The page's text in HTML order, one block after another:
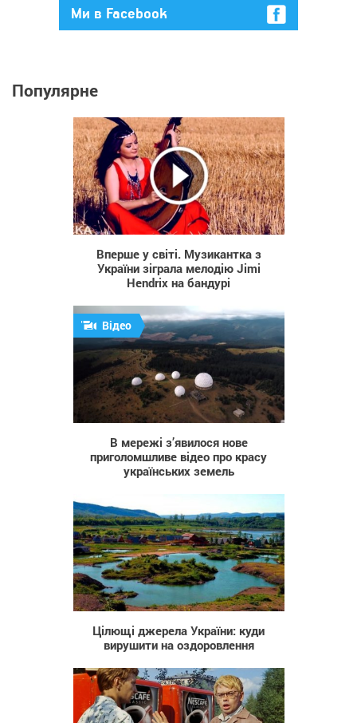
Ми в Facebook
Популярне
417
Вперше у світі. Музикантка з
України зіграла мелодію Jimi
Hendrix на бандурi
536
Відео
В мережі з’явилося нове
приголомшливе відео про красу
українських земель
23 381
Цілющі джерела України: куди
вирушити на оздоровлення